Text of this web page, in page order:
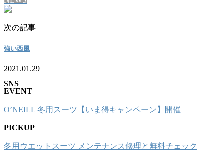
次の記事
強い西風
2021.01.29
SNS
EVENT
O’NEILL 冬用スーツ【いま得キャンペーン】開催
PICKUP
冬用ウエットスーツ メンテナンス修理と無料チェック